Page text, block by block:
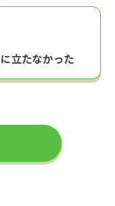
立たなかった